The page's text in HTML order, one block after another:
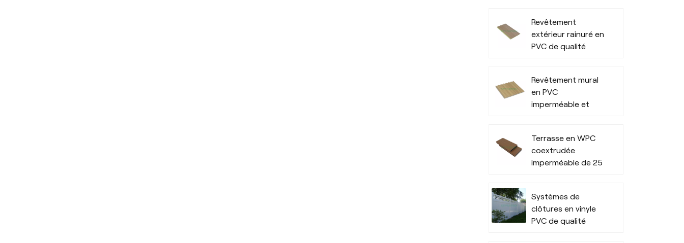
Revêtement
extérieur rainuré en
PVC de qualité
extérieur étanche
pour usage
commercial
Revêtement mural
en PVC
imperméable et
l'intérieur
Terrasse en WPC
coextrudée
imperméable de 25
extérieurs
Systèmes de
clôtures en vinyle
PVC de qualité